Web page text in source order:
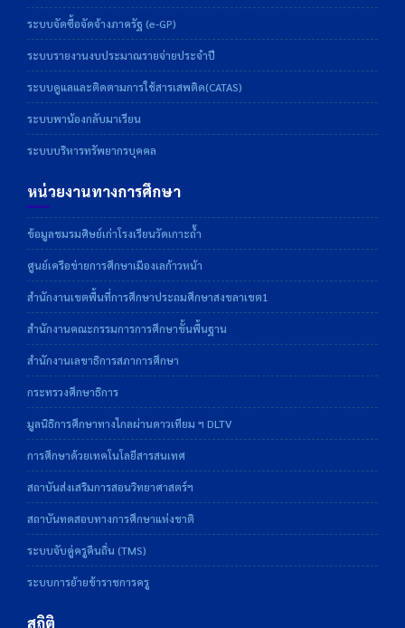
ระบบจัดซื้อจัดจ้างภาครัฐ (e-GP)
ระบบรายงานงบประมาณรายจ่ายประจำปี
ระบบดูแลและติดตามการใช้สารเสพติด(CATAS)
ระบบพาน้องกลับมาเรียน
ระบบบริหารทรัพยากรบุคคล
หน่วยงานทางการศึกษา
ข้อมูลชมรมศิษย์เก่าโรงเรียนวัดเกาะถ้ำ
ศูนย์เครือข่ายการศึกษาเมืองเลก้าวหน้า
สำนักงานเขตพื้นที่การศึกษาประถมศึกษาสงขลาเขต1
สำนักงานคณะกรรมการการศึกษาขั้นพื้นฐาน
สำนักงานเลขาธิการสภาการศึกษา
กระทรวงศึกษาธิการ
มูลนิธิการศึกษาทางไกลผ่านดาวเทียม ฯ DLTV
การศึกษาด้วยเทคโนโลยีสารสนเทศ
สถาบันส่งเสริมการสอนวิทยาศาสตร์ฯ
สถาบันทดสอบทางการศึกษาแห่งชาติ
ระบบจับคู่ครูคืนถิ่น (TMS)
ระบบการย้ายข้าราชการครู
สถิติ